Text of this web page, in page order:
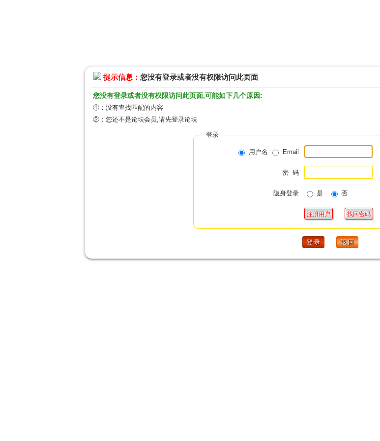
提示信息： 您没有登录或者没有权限访问此页面
您没有登录或者没有权限访问此页面,可能如下几个原因:
①：没有查找匹配的内容
②：您还不是论坛会员,请先登录论坛
登录
用户名 Email
密 码
隐身登录 是 否